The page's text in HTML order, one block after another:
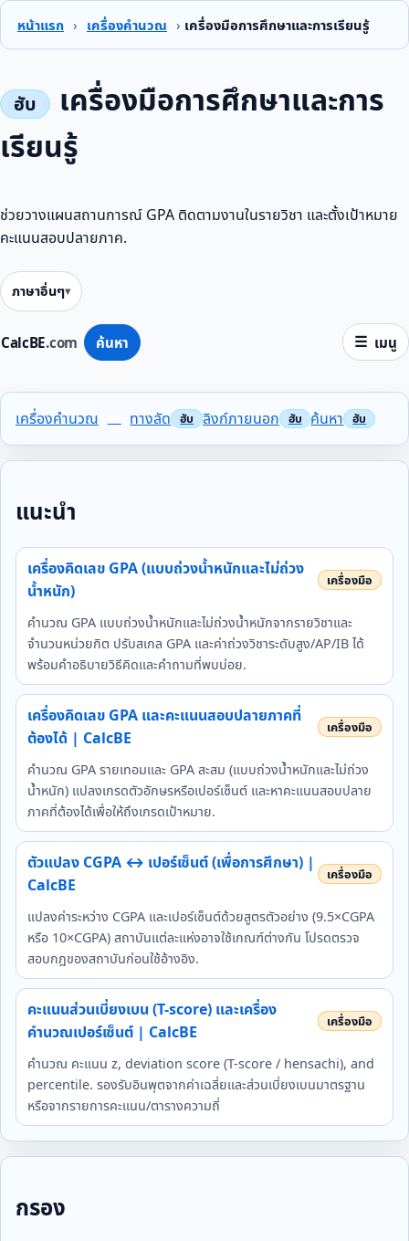
หน้าแรก › เครื่องคำนวณ › เครื่องมือการศึกษาและการเรียนรู้
CalcBE.com ค้นหา เมนู
เครื่องมือการศึกษาและการ
เรียนรู้
ช่วยวางแผนสถานการณ์ GPA ติดตามงานในรายวิชา และตั้งเป้าหมาย
คะแนนสอบปลายภาค.
ภาษาอื่นๆ
เครื่องคำนวณ ทางลัด ลิงก์ภายนอก ค้นหา
แนะนำ
เครื่องคิดเลข GPA (แบบถ่วงน้ำหนักและไม่ถ่วง
น้ำหนัก)
คำนวณ GPA แบบถ่วงน้ำหนักและไม่ถ่วงน้ำหนักจากรายวิชาและ
จำนวนหน่วยกิต ปรับสเกล GPA และค่าถ่วงวิชาระดับสูง/AP/IB ได้
พร้อมคำอธิบายวิธีคิดและคำถามที่พบบ่อย.
เครื่องคิดเลข GPA และคะแนนสอบปลายภาคที่
ต้องได้ | CalcBE
คำนวณ GPA รายเทอมและ GPA สะสม (แบบถ่วงน้ำหนักและไม่ถ่วง
น้ำหนัก) แปลงเกรดตัวอักษรหรือเปอร์เซ็นต์ และหาคะแนนสอบปลาย
ภาคที่ต้องได้เพื่อให้ถึงเกรดเป้าหมาย.
ตัวแปลง CGPA ↔ เปอร์เซ็นต์ (เพื่อการศึกษา) |
CalcBE
แปลงค่าระหว่าง CGPA และเปอร์เซ็นต์ด้วยสูตรตัวอย่าง (9.5×CGPA
หรือ 10×CGPA) สถาบันแต่ละแห่งอาจใช้เกณฑ์ต่างกัน โปรดตรวจ
สอบกฎของสถาบันก่อนใช้อ้างอิง.
คะแนนส่วนเบี่ยงเบน (T-score) และเครื่อง
คำนวณเปอร์เซ็นต์ | CalcBE
คำนวณ คะแนน z, deviation score (T-score / hensachi), and
percentile. รองรับอินพุตจากค่าเฉลี่ยและส่วนเบี่ยงเบนมาตรฐาน
หรือจากรายการคะแนน/ตารางความถี่
กรอง